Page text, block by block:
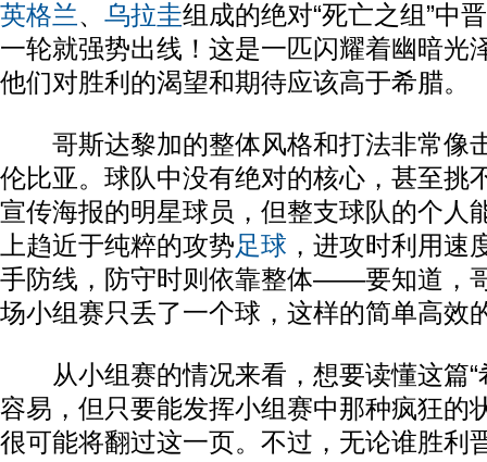
英格兰、 乌拉圭组成的绝对“死亡之组”中
一轮就强势出线！这是一匹闪耀着幽暗光
他们对胜利的渴望和期待应该高于希腊。
哥斯达黎加的整体风格和打法非常像
伦比亚。球队中没有绝对的核心，甚至挑
宣传海报的明星球员，但整支球队的个人
上趋近于纯粹的攻势足球 ，进攻时利用速
手防线，防守时则依靠整体——要知道，
场小组赛只丢了一个球，这样的简单高效
从小组赛的情况来看，想要读懂这篇“
容易，但只要能发挥小组赛中那种疯狂的
很可能将翻过这一页。不过，无论谁胜利